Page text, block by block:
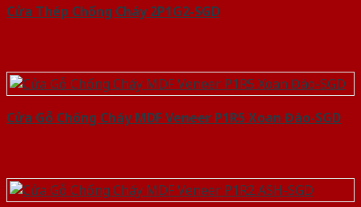
Cửa Thép Chống Cháy 2P1G2-SGD
Cửa Gỗ Chống Cháy MDF Veneer P1R5 Xoan Đào-SGD